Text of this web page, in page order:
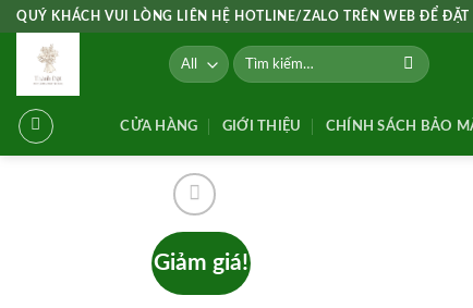
Skip
content
QUÝ KHÁCH VUI LÒNG LIÊN HỆ HOTLINE/ZALO TRÊN WEB ĐỂ
Tìm
kiếm:
CỬA HÀNG GIỚI THIỆU CHÍNH SÁCH BẢO
Giảm giá!